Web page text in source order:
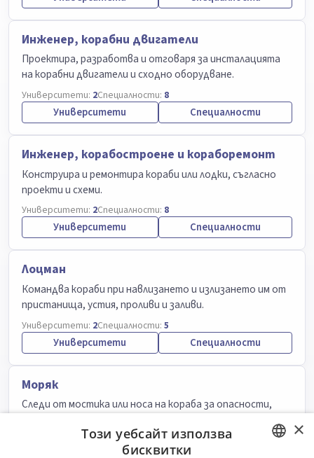
Инженер, корабни двигатели
Проектира, разработва и отговаря за инсталацията
на корабни двигатели и сходно оборудване.
Университети: 2Специалности: 8
Университети Специалности
Инженер, корабостроене и кораборемонт
Конструира и ремонтира кораби или лодки, съгласно
проекти и схеми.
Университети: 2Специалности: 8
Университети Специалности
Лоцман
Командва кораби при навлизането и излизането им от
пристанища, устия, проливи и заливи.
Университети: 2Специалности: 5
Университети Специалности
Моряк
Следи от мостика или носа на кораба за опасности,
дълбочината на водата. Управлява плавателното
средство от корабния мостик. В случай на опасност,
×
Този уебсайт използва
бисквитки